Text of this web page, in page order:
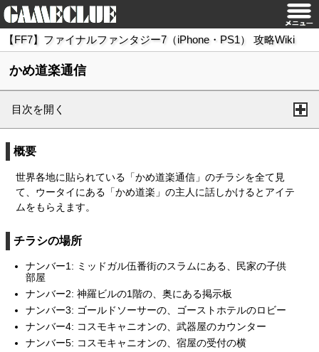
【FF7】ファイナルファンタジー7（iPhone・PS1） 攻略Wiki
かめ道楽通信
目次を開く
概要
世界各地に貼られている「かめ道楽通信」のチラシを全て見
て、ウータイにある「かめ道楽」の主人に話しかけるとアイテ
ムをもらえます。
チラシの場所
ナンバー1: ミッドガル伍番街のスラムにある、民家の子供
部屋
ナンバー2: 神羅ビルの1階の、奥にある掲示板
ナンバー3: ゴールドソーサーの、ゴーストホテルのロビー
ナンバー4: コスモキャニオンの、武器屋のカウンター
ナンバー5: コスモキャニオンの、宿屋の受付の横